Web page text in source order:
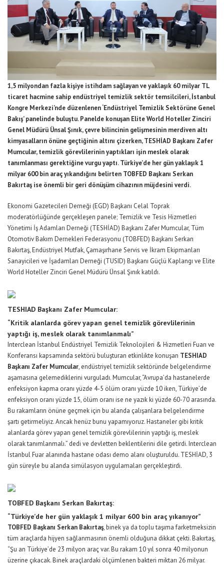
1,5 milyondan fazla kişiye istihdam sağlayan ve yaklaşık 60 milyar TL
ticaret hacmine sahip endüstriyel temizlik sektör temsilcileri, İstanbul
Kongre Merkezi’nde düzenlenen ‘Endüstriyel Temizlik Sektörüne Genel
Bakış’ panelinde buluştu. Panelde konuşan Elite World Hoteller Zinciri
Genel Müdürü Ünsal Şınık, çevre bilincinin gelişmesinin merdiven altı
kimyasalların önüne geçtiğinin altını çizerken, TESHİAD Başkanı Zafer
Mumcular, temizlik görevlilerinin yaptıkları işin meslek olarak
tanımlanması gerektiğine vurgu yaptı.Türkiye’de her gün yaklaşık 1
milyar 600 bin araç yıkandığını belirten TOBFED Başkanı Serkan
Bakırtaş ise önemli bir geri dönüşüm cihazının müjdesini verdi.
Ekonomi Gazetecileri Derneği (EGD) Başkanı Celal Toprak
moderatörlüğünde gerçekleşen panele; Temizlik ve Tesis Hizmetleri
Yönetimi İş Adamları Derneği (TESHİAD) Başkanı Zafer Mumcular, Tüm
Otomotiv Bakım Dernekleri Federasyonu (TOBFED) Başkanı Serkan
Bakırtaş, Endüstriyel Mutfak, Çamaşırhane Servis ve İkram Ekipmanları
Sanayicileri ve İşadamları Derneği (TUSID) Başkanı Güçlü Kaplangı ve Elite
World Hoteller Zinciri Genel Müdürü Ünsal Şınık katıldı.
TESHIAD Başkanı Zafer Mumcular:
“Kritik alanlarda görev yapan genel temizlik görevlilerinin
yaptığı iş, meslek olarak tanımlanmalı”
Interclean İstanbul Endüstriyel Temizlik Teknolojileri & Hizmetleri Fuarı ve
Konferansı kapsamında sektörü buluşturan etkinlikte konuşan TESHIAD
Başkanı Zafer Mumcular, endüstriyel temizlik sektöründe belgelendirme
aşamasına gelemediklerini vurguladı. Mumcular, “Avrupa’da hastanelerde
enfeksiyon kapma oranı yüzde 4-5 ölüm oranı yüzde 10 iken, Türkiye’de
enfeksiyon oranı yüzde 15, ölüm oranı ise ne yazık ki yüzde 60-70 arasında.
Bu rakamların önüne geçmek için bu alanda çalışanlara belgelendirme
şartı getirmeliyiz. Ancak henüz bunu yapamıyoruz. Hastaneler gibi kritik
alanlarda görev yapan genel temizlik görevlilerinin yaptığı iş, meslek
olarak tanımlanmalı.” dedi ve devletten beklentilerini dile getirdi. Interclean
İstanbul Fuar alanında hastane odası demo alanı oluşturuldu. TESHİAD, 3
gün süreyle bu alanda simülasyon uygulamaları gerçekleştirdi.
TOBFED Başkanı Serkan Bakırtaş:
“Türkiye’de her gün yaklaşık 1 milyar 600 bin araç yıkanıyor”
TOBFED Başkanı Serkan Bakırtaş, binek ya da toplu taşıma farketmeksizin
tüm araçlarda hijyen sağlanmasının önemli olduğuna dikkat çekti. Bakırtaş,
“Şu an Türkiye’de 23 milyon araç var. Bu rakam 10 yıl sonra 40 milyonun
üzerine çıkacak. Binek araçlardaki ölçümlenen bakteri miktarı 26 milyar.